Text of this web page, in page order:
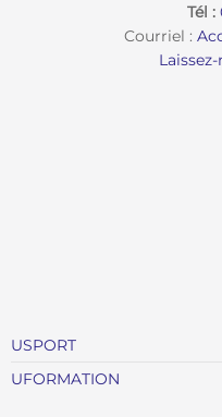
Tél :
Courriel :
USPORT
UFORMATION